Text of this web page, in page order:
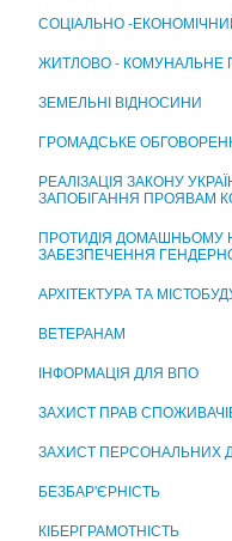
КОМУНАЛЬНІ
МІСЬКА ВИБОРЧА
ЦЕНТР НАДАННЯ
СОЦІАЛЬНО -
ЖИТЛОВО - КОМУНАЛЬНЕ
ЗЕМЕЛЬНІ ВІДНОСИНИ
ГРОМАДСЬКЕ
РЕАЛІЗАЦІЯ ЗАКОНУ
ЗАПОБІГАННЯ ПРОЯВАМ
ПРОТИДІЯ ДОМАШНЬОМУ
ЗАБЕЗПЕЧЕННЯ
АРХІТЕКТУРА ТА
ВЕТЕРАНАМ
ІНФОРМАЦІЯ ДЛЯ ВПО
ЗАХИСТ ПРАВ
ЗАХИСТ ПЕРСОНАЛЬНИХ
БЕЗБАР'ЄРНІСТЬ
КІБЕРГРАМОТНІСТЬ